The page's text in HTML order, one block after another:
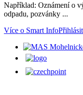
Například: Oznámení o
odpadu, pozvánky ...
Více o Smart Info